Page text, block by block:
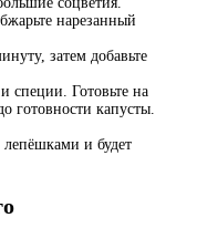
нарезанный
затем добавьте
специи. Готовьте на
готовности капусты.
и будет